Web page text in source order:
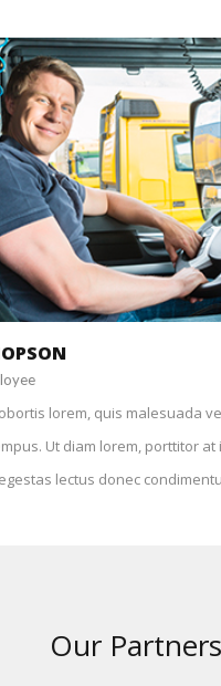
+1 212-226-3127
lorem, quis malesuada
Ut diam lorem, porttitor
lectus donec
Our Partners